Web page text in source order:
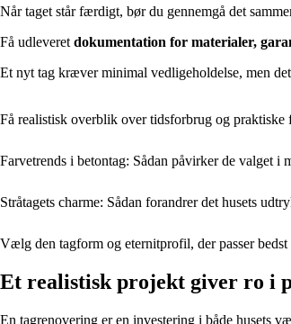
Når taget står færdigt, bør du gennemgå det
Få udleveret dokumentation for materialer,
Et nyt tag kræver minimal vedligeholdelse, men
Få realistisk overblik over tidsforbrug og praktiske
Farvetrends i betontag: Sådan påvirker de valget i
Stråtagets charme: Sådan forandrer det husets
Vælg den tagform og eternitprofil, der passer
Et realistisk projekt giver ro i
En tagrenovering er en investering i både husets